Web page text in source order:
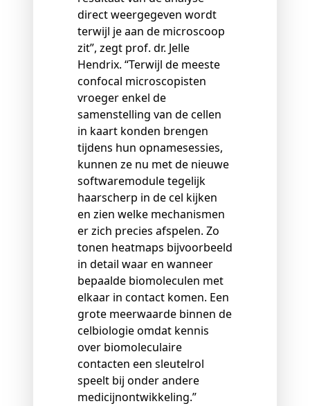
direct weergegeven wordt
terwijl je aan de microscoop
zit”, zegt prof. dr. Jelle
Hendrix. “Terwijl de meeste
confocal microscopisten
vroeger enkel de
samenstelling van de cellen
in kaart konden brengen
tijdens hun opnamesessies,
kunnen ze nu met de nieuwe
softwaremodule tegelijk
haarscherp in de cel kijken
en zien welke mechanismen
er zich precies afspelen. Zo
tonen heatmaps bijvoorbeeld
in detail waar en wanneer
bepaalde biomoleculen met
elkaar in contact komen. Een
grote meerwaarde binnen de
celbiologie omdat kennis
over biomoleculaire
contacten een sleutelrol
speelt bij onder andere
medicijnontwikkeling.”